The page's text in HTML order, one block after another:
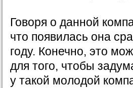
Говоря о данной
что появилась она
году. Конечно, это
для того, чтобы
у такой молодой